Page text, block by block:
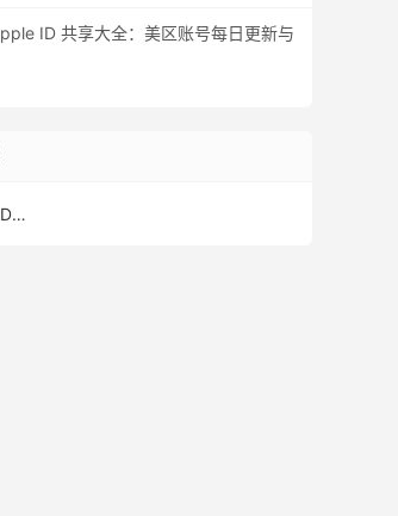
ID 共享大全：美区账号每日更新与
美区 Apple ID(391)